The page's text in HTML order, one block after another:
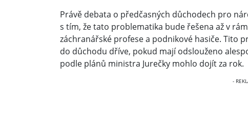
Právě debata o předčasných důchodech pro
s tím, že tato problematika bude řešena až v
záchranářské profese a podnikové hasiče. Tito
do důchodu dříve, pokud mají odslouženo
podle plánů ministra Jurečky mohlo dojít za rok.